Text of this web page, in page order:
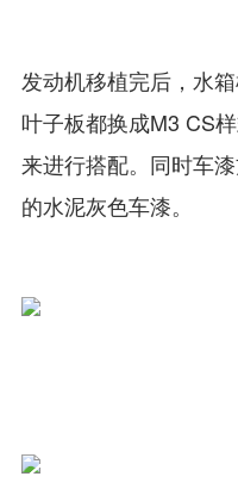
发动机移植完后，水
叶子板都换成M3 CS
来进行搭配。同时车
的水泥灰色车漆。